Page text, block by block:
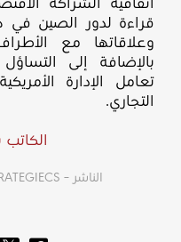
اتفاقية الشراكة
قراءة لدور الصين في
وعلاقاتها مع
بالإضافة إلى
تعامل الإدارة
التجاري.
الناشر – STRATEGIECS